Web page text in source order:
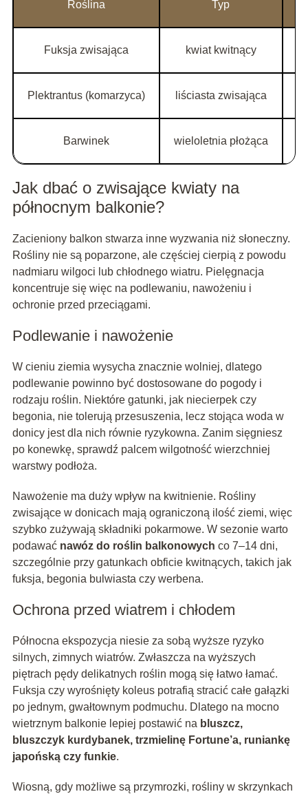
Roślina Typ
Fuksja zwisająca kwiat kwitnący
Plektrantus (komarzyca) liściasta zwisająca
Barwinek wieloletnia płożąca
Jak dbać o zwisające kwiaty na
północnym balkonie?
Zacieniony balkon stwarza inne wyzwania niż słoneczny.
Rośliny nie są poparzone, ale częściej cierpią z powodu
nadmiaru wilgoci lub chłodnego wiatru. Pielęgnacja
koncentruje się więc na podlewaniu, nawożeniu i
ochronie przed przeciągami.
Podlewanie i nawożenie
W cieniu ziemia wysycha znacznie wolniej, dlatego
podlewanie powinno być dostosowane do pogody i
rodzaju roślin. Niektóre gatunki, jak niecierpek czy
begonia, nie tolerują przesuszenia, lecz stojąca woda w
donicy jest dla nich równie ryzykowna. Zanim sięgniesz
po konewkę, sprawdź palcem wilgotność wierzchniej
warstwy podłoża.
Nawożenie ma duży wpływ na kwitnienie. Rośliny
zwisające w donicach mają ograniczoną ilość ziemi, więc
szybko zużywają składniki pokarmowe. W sezonie warto
podawać nawóz do roślin balkonowych co 7–14 dni,
szczególnie przy gatunkach obficie kwitnących, takich jak
fuksja, begonia bulwiasta czy werbena.
Ochrona przed wiatrem i chłodem
Północna ekspozycja niesie za sobą wyższe ryzyko
silnych, zimnych wiatrów. Zwłaszcza na wyższych
piętrach pędy delikatnych roślin mogą się łatwo łamać.
Fuksja czy wyrośnięty koleus potrafią stracić całe gałązki
po jednym, gwałtownym podmuchu. Dlatego na mocno
wietrznym balkonie lepiej postawić na bluszcz,
bluszczyk kurdybanek, trzmielinę Fortune’a, runiankę
japońską czy funkie.
Wiosną, gdy możliwe są przymrozki, rośliny w skrzynkach